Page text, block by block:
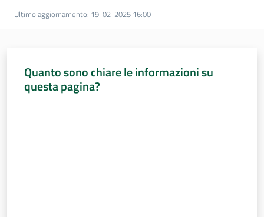
Ultimo aggiornamento: 19-02-2025 16:00
Quanto sono chiare le informazioni su
questa pagina?